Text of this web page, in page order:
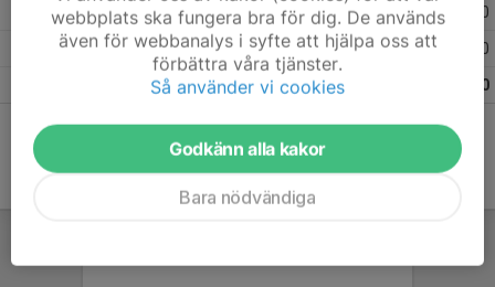
Säsongen 25/26 13 0 0
Säsongen 24/25 27 0
0
webbplats ska fungera bra för dig. De används
även för webbanalys i syfte att hjälpa oss att
förbättra våra tjänster.
Så använder vi cookies
Godkänn alla kakor
Bara nödvändiga